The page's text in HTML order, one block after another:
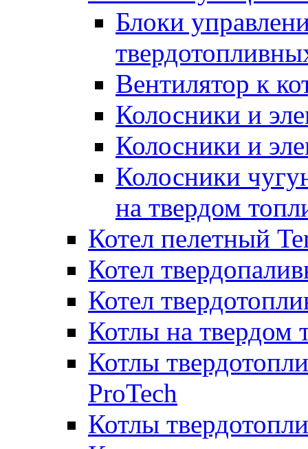
Блоки
Вентилятор к
Колосники и
Колосники и
Колосники
на твердом
Котел пелетный
Котел
Котел
Котлы на твердом
Котлы
ProTech
Котлы